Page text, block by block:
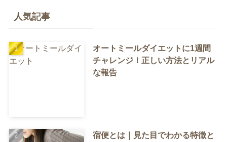
人気記事
オートミールダイエットに1週間
チャレンジ！正しい方法とリアル
な報告
宿便とは｜見た目でわかる特徴と